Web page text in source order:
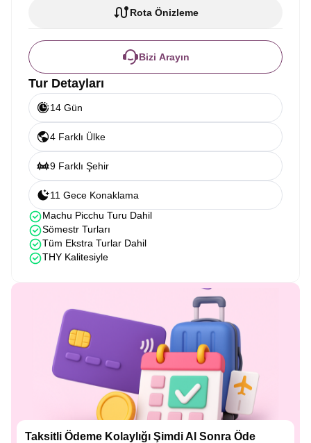
Rota Önizleme
Bizi Arayın
Tur Detayları
14 Gün
4 Farklı Ülke
9 Farklı Şehir
11 Gece Konaklama
Machu Picchu Turu Dahil
Sömestr Turları
Tüm Ekstra Turlar Dahil
THY Kalitesiyle
Taksitli Ödeme Kolaylığı Şimdi Al Sonra Öde